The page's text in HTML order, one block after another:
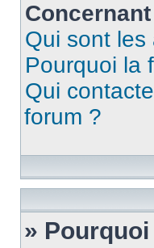
Qui sont les
Pourquoi la
Qui
forum ?
»